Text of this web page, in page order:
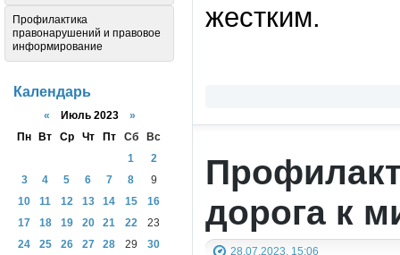
жестким.
дорога к
28.07.2023, 15:06
Профилактика
правонарушений и правовое
информирование
Календарь
« Июль 2023 »
Пн
Вт Ср Чт Пт Сб
Вс
1
2
3
4 5 6 7 8
9
10
11 12 13 14 15
16
17
18 19 20 21 22
23
24
25 26 27 28 29
30